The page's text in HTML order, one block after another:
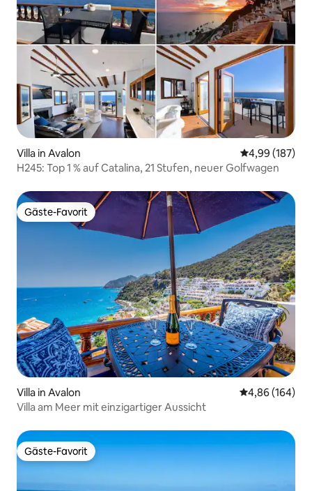
Villa in Avalon
4,99 (187)
H245: Top 1 % auf Catalina, 21 Stufen, neuer Golfwagen
Gäste-Favorit
Gäste-Favorit
Villa in Avalon
4,86 (164)
Villa am Meer mit einzigartiger Aussicht
Gäste-Favorit
Gäste-Favorit